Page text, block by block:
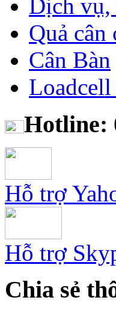
Dịch
Quả
Cân Bàn
Loadcell
Hotline:
Hỗ trợ
Hỗ trợ
Chia sẻ